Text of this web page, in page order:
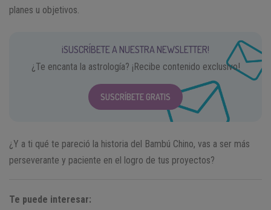
planes u objetivos.
¡SUSCRÍBETE A NUESTRA NEWSLETTER!
¿Te encanta la astrología? ¡Recibe contenido exclusivo!
SUSCRÍBETE GRATIS
¿Y a ti qué te pareció la historia del Bambú Chino, vas a ser más
perseverante y paciente en el logro de tus proyectos?
Te puede interesar: